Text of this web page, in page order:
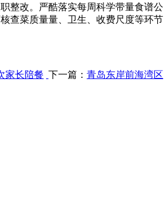
整改。严酷落实每周科学带量食谱公
查菜质量量、卫生、收费尺度等环节
家长陪餐 下一篇： 青岛东岸前海湾区